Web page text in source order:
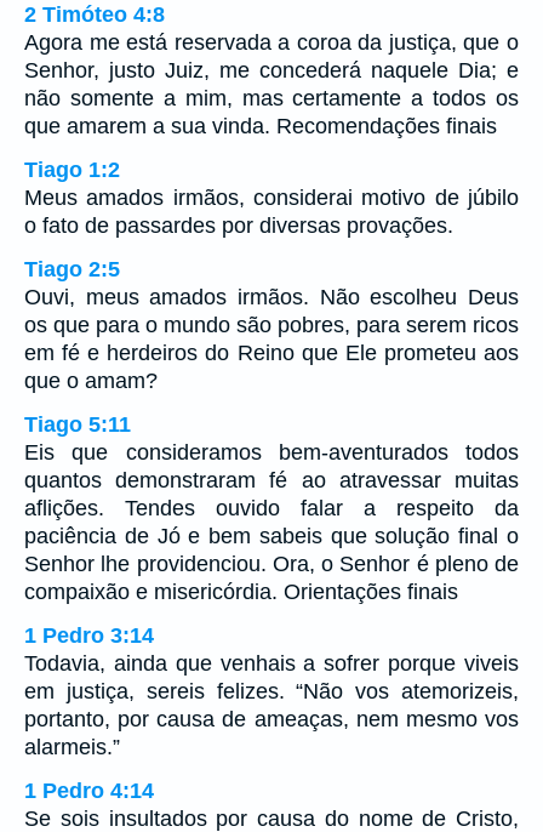
2 Timóteo 4:8
Agora me está reservada a coroa da justiça, que o
Senhor, justo Juiz, me concederá naquele Dia; e
não somente a mim, mas certamente a todos os
que amarem a sua vinda. Recomendações finais
Tiago 1:2
Meus amados irmãos, considerai motivo de júbilo
o fato de passardes por diversas provações.
Tiago 2:5
Ouvi, meus amados irmãos. Não escolheu Deus
os que para o mundo são pobres, para serem ricos
em fé e herdeiros do Reino que Ele prometeu aos
que o amam?
Tiago 5:11
Eis que consideramos bem-aventurados todos
quantos demonstraram fé ao atravessar muitas
aflições. Tendes ouvido falar a respeito da
paciência de Jó e bem sabeis que solução final o
Senhor lhe providenciou. Ora, o Senhor é pleno de
compaixão e misericórdia. Orientações finais
1 Pedro 3:14
Todavia, ainda que venhais a sofrer porque viveis
em justiça, sereis felizes. “Não vos atemorizeis,
portanto, por causa de ameaças, nem mesmo vos
alarmeis.”
1 Pedro 4:14
Se sois insultados por causa do nome de Cristo,